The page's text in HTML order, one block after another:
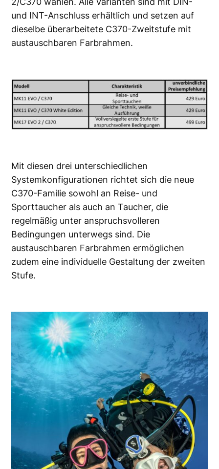
und INT-Anschluss erhältlich und setzen auf
dieselbe überarbeitete C370-Zweitstufe mit
austauschbaren Farbrahmen.
Mit diesen drei unterschiedlichen
Systemkonfigurationen richtet sich die neue
C370-Familie sowohl an Reise- und
Sporttaucher als auch an Taucher, die
regelmäßig unter anspruchsvolleren
Bedingungen unterwegs sind. Die
austauschbaren Farbrahmen ermöglichen
zudem eine individuelle Gestaltung der zweiten
Stufe.